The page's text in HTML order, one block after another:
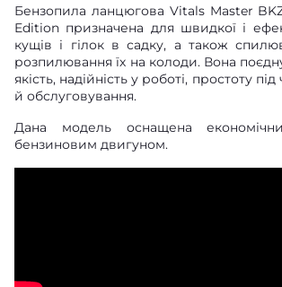
Бензопила ланцюгова Vitals Master
Edition призначена для швидкої і
кущів і гілок в садку, а також
розпилювання їх на колоди. Вона
якість, надійність у роботі, простоту під
й обслуговування.
Дана модель оснащена
бензиновим двигуном.